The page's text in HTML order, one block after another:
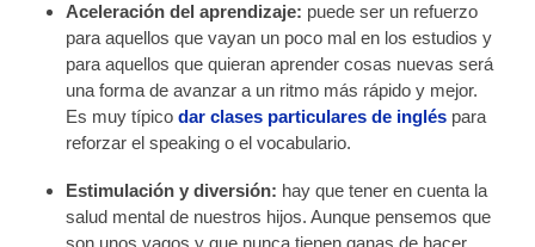
Aceleración del aprendizaje: puede ser un refuerzo
para aquellos que vayan un poco mal en los estudios y
para aquellos que quieran aprender cosas nuevas será
una forma de avanzar a un ritmo más rápido y mejor.
Es muy típicodar clases particulares de inglés para
reforzar el speaking o el vocabulario.
Estimulación y diversión: hay que tener en cuenta la
salud mental de nuestros hijos. Aunque pensemos que
son unos vagos y que nunca tienen ganas de hacer